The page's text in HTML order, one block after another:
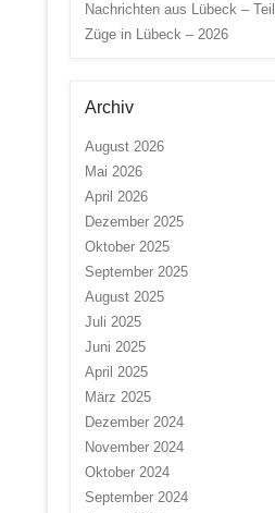
Nachrichten aus Lübeck –
Züge in Lübeck – 2026
Archiv
August 2026
Mai 2026
April 2026
Dezember 2025
Oktober 2025
September 2025
August 2025
Juli 2025
Juni 2025
April 2025
März 2025
Dezember 2024
November 2024
Oktober 2024
September 2024